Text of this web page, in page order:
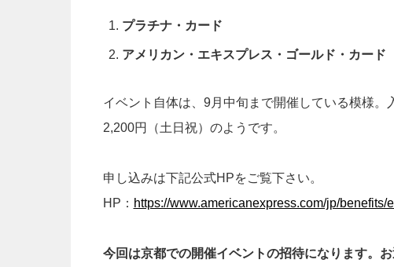
プラチナ・カード
アメリカン・エキスプレス・ゴールド・カード
イベント自体は、9月中旬まで開催している模様。
2,200円（土日祝）のようです。
申し込みは下記公式HPをご覧下さい。
HP： https://www.americanexpress.com/jp/benefits/
今回は京都での開催イベントの招待になります。